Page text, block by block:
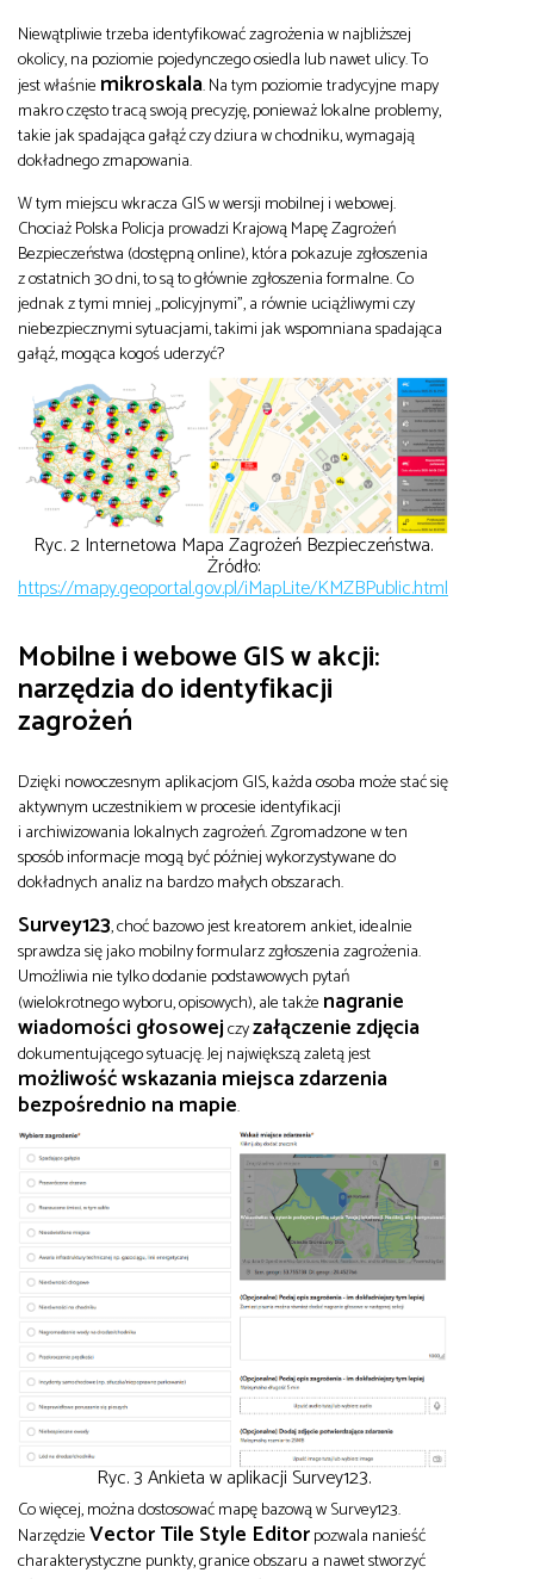
Niewątpliwie trzeba identyfikować zagrożenia w najbliższej
okolicy, na poziomie pojedynczego osiedla lub nawet ulicy. To
jest właśnie mikroskala. Na tym poziomie tradycyjne mapy
makro często tracą swoją precyzję, ponieważ lokalne problemy,
takie jak spadająca gałąź czy dziura w chodniku, wymagają
dokładnego zmapowania.
W tym miejscu wkracza GIS w wersji mobilnej i webowej.
Chociaż Polska Policja prowadzi Krajową Mapę Zagrożeń
Bezpieczeństwa (dostępną online), która pokazuje zgłoszenia
z ostatnich 30 dni, to są to głównie zgłoszenia formalne. Co
jednak z tymi mniej „policyjnymi”, a równie uciążliwymi czy
niebezpiecznymi sytuacjami, takimi jak wspomniana spadająca
gałąź, mogąca kogoś uderzyć?
Ryc. 2 Internetowa Mapa Zagrożeń Bezpieczeństwa.
Żródło:
https://mapy.geoportal.gov.pl/iMapLite/KMZBPublic.html
Mobilne i webowe GIS w akcji:
narzędzia do identyfikacji
zagrożeń
Dzięki nowoczesnym aplikacjom GIS, każda osoba może stać się
aktywnym uczestnikiem w procesie identyfikacji
i archiwizowania lokalnych zagrożeń. Zgromadzone w ten
sposób informacje mogą być później wykorzystywane do
dokładnych analiz na bardzo małych obszarach.
Survey123, choć bazowo jest kreatorem ankiet, idealnie
sprawdza się jako mobilny formularz zgłoszenia zagrożenia.
Umożliwia nie tylko dodanie podstawowych pytań
(wielokrotnego wyboru, opisowych), ale także nagranie
wiadomości głosowejczyzałączenie zdjęcia
dokumentującego sytuację. Jej największą zaletą jest
możliwość wskazania miejsca zdarzenia
bezpośrednio na mapie.
Ryc. 3 Ankieta w aplikacji Survey123.
Co więcej, można dostosować mapę bazową w Survey123.
NarzędzieVector Tile Style Editorpozwala nanieść
charakterystyczne punkty, granice obszaru a nawet stworzyć